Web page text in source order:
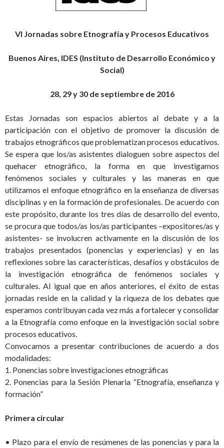
VI Jornadas sobre Etnografía y Procesos Educativos
Buenos Aires, IDES (Instituto de Desarrollo Económico y
Social)
28, 29 y 30 de septiembre de 2016
Estas Jornadas son espacios abiertos al debate y a la
participación con el objetivo de promover la discusión de
trabajos etnográficos que problematizan procesos educativos.
Se espera que los/as asistentes dialoguen sobre aspectos del
quehacer etnográfico, la forma en que investigamos
fenómenos sociales y culturales y las maneras en que
utilizamos el enfoque etnográfico en la enseñanza de diversas
disciplinas y en la formación de profesionales. De acuerdo con
este propósito, durante los tres días de desarrollo del evento,
se procura que todos/as los/as participantes –expositores/as y
asistentes- se involucren activamente en la discusión de los
trabajos presentados (ponencias y experiencias) y en las
reflexiones sobre las características, desafíos y obstáculos de
la investigación etnográfica de fenómenos sociales y
culturales. Al igual que en años anteriores, el éxito de estas
jornadas reside en la calidad y la riqueza de los debates que
esperamos contribuyan cada vez más a fortalecer y consolidar
a la Etnografía como enfoque en la investigación social sobre
procesos educativos.
Convocamos a presentar contribuciones de acuerdo a dos
modalidades:
1. Ponencias sobre investigaciones etnográficas
2. Ponencias para la Sesión Plenaria “Etnografía, enseñanza y
formación”
Primera circular
• Plazo para el envío de resúmenes de las ponencias y para la